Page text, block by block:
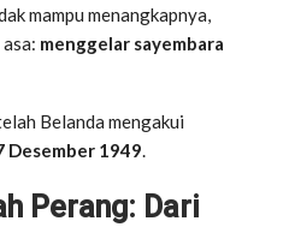
mampu menangkapnya,
menggelar sayembara
Belanda mengakui
Desember 1949.
Perang: Dari